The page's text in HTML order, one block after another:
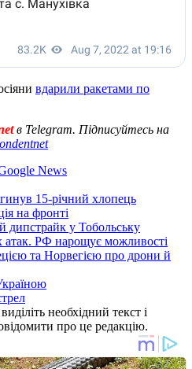
вдарили ракетами по
в Telegram. Підписуйтесь на
News
15-річний хлопець
на фронті
дипстрайк у Тобольську
атак. РФ нарощує можливості
та Норвегією про дрони й
необхідний текст і
про це редакцію.